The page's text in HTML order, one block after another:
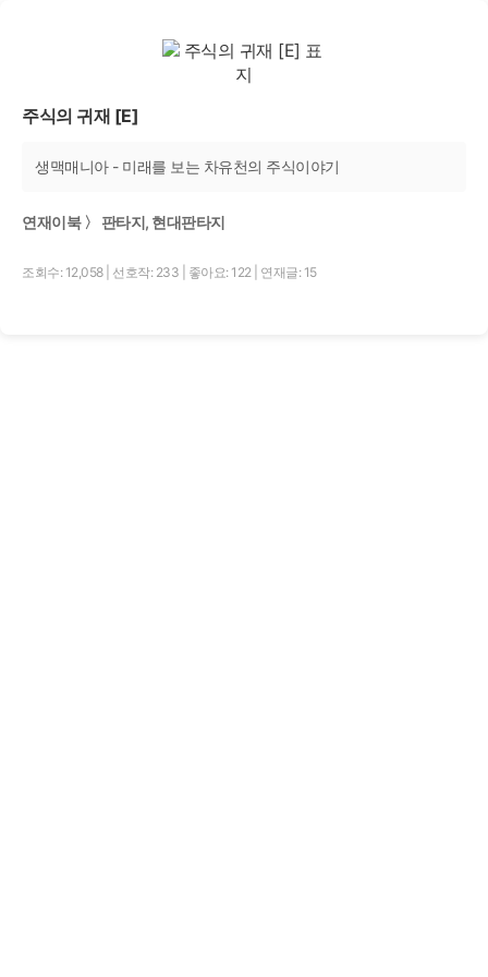
주식의 귀재 [E]
생맥매니아 - 미래를 보는 차유천의 주식이야기
연재이북 〉 판타지, 현대판타지
조회수: 12,058 선호작: 233 좋아요: 122 연재글: 15